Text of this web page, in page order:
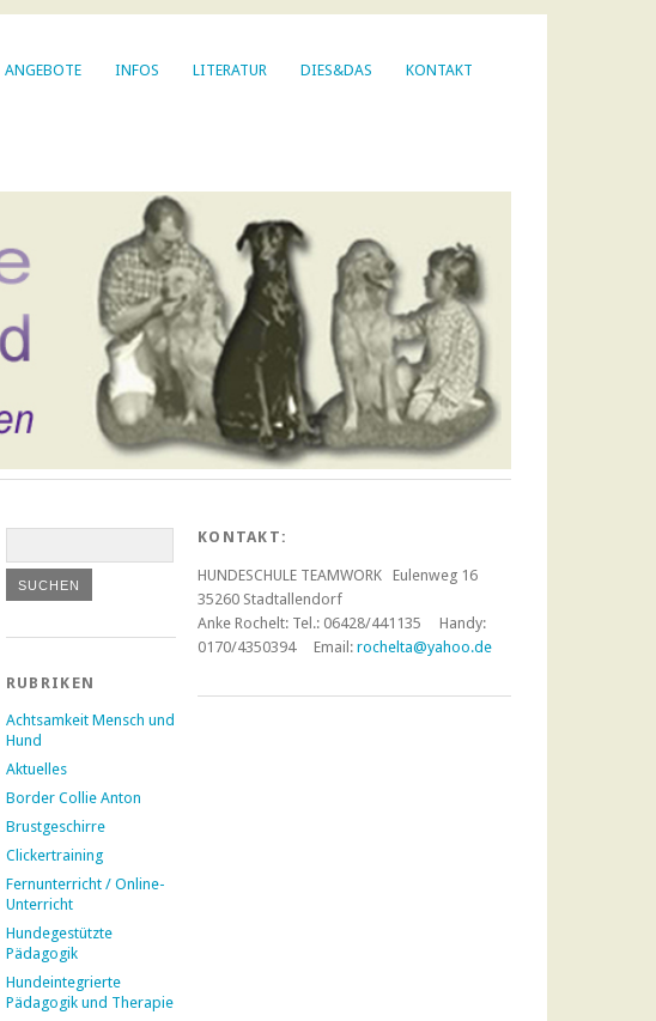
ANGEBOTE INFOS LITERATUR DIES&DAS KONTAKT
RUBRIKEN
Achtsamkeit Mensch und
Hund
Aktuelles
Border Collie Anton
Brustgeschirre
Clickertraining
Fernunterricht / Online-
Unterricht
Hundegestützte
Pädagogik
Hundeintegrierte
Pädagogik und Therapie
KONTAKT:
HUNDESCHULE TEAMWORK Eulenweg 16
35260 Stadtallendorf
Anke Rochelt: Tel.: 06428/441135 Handy:
0170/4350394 Email: rochelta@yahoo.de